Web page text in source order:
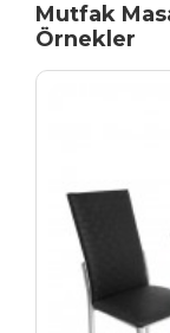
Mutfak
Örnekler